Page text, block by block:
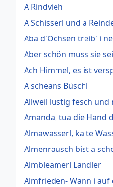
A Rindvieh
A Schisserl und a
Aba d'Ochsen treib' i
Aber schön muss sie
Ach Himmel, es ist
A scheans Büschl
Allweil lustig fesch und
Amanda, tua die Hand
Almawasserl, kalte
Almenrausch bist a
Almbleamerl Landler
Almfrieden- Wann i auf